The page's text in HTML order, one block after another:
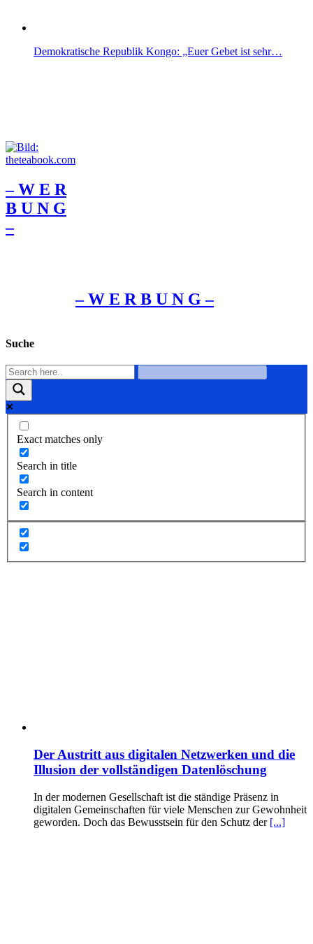
Demokratische Republik Kongo: „Euer Gebet ist sehr…
– W Ε R
Β U Ν G
–
– W Ε R Β U Ν G –
Suche
Exact matches only
Search in title
Search in content
Der Austritt aus digitalen Netzwerken und die
Illusion der vollständigen Datenlöschung
In der modernen Gesellschaft ist die ständige Präsenz in
digitalen Gemeinschaften für viele Menschen zur Gewohnheit
geworden. Doch das Bewusstsein für den Schutz der [...]